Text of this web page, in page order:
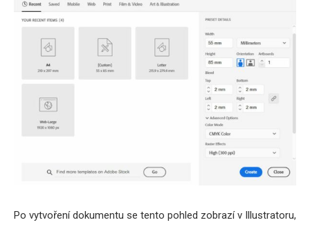
Po vytvoření dokumentu se tento pohled zobrazí v Illustratoru,